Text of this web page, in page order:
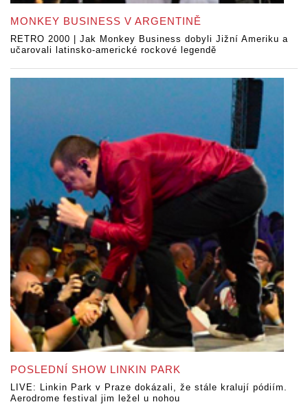
MONKEY BUSINESS V ARGENTINĚ
RETRO 2000 | Jak Monkey Business dobyli Jižní Ameriku a
učarovali latinsko-americké rockové legendě
POSLEDNÍ SHOW LINKIN PARK
LIVE: Linkin Park v Praze dokázali, že stále kralují pódiím.
Aerodrome festival jim ležel u nohou